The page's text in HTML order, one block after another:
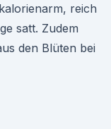
reich
satt. Zudem
den Blüten bei